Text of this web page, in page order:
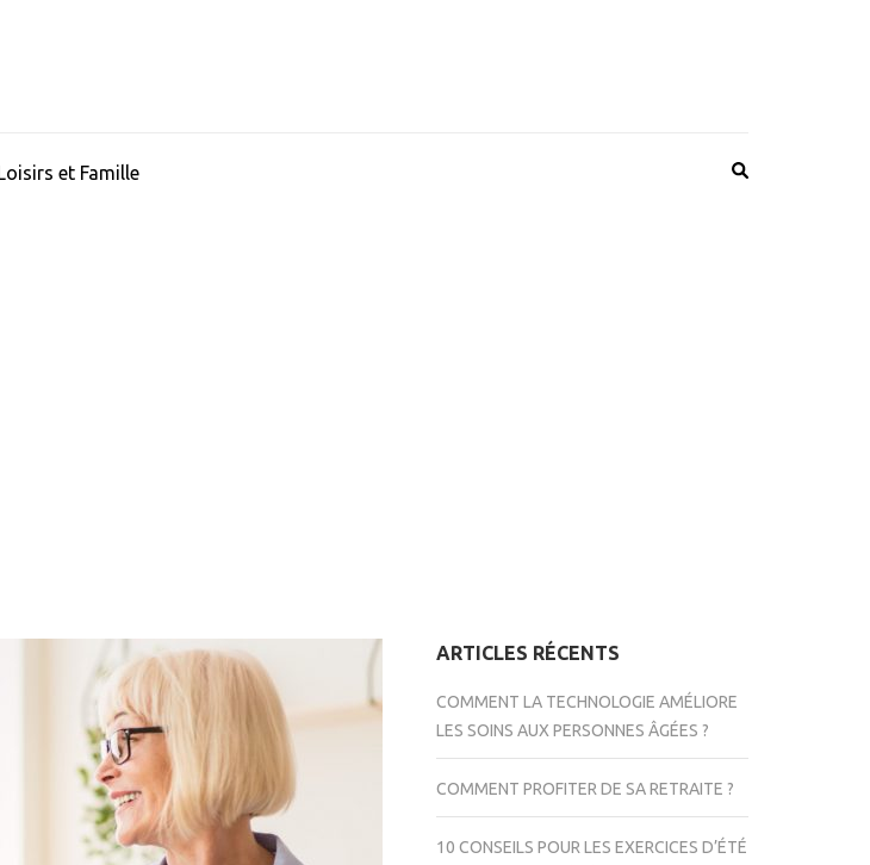
et Famille
ARTICLES RÉCENTS
COMMENT LA TECHNOLOGIE AMÉLIORE
LES SOINS AUX PERSONNES ÂGÉES ?
COMMENT PROFITER DE SA RETRAITE ?
10 CONSEILS POUR LES EXERCICES D’ÉTÉ